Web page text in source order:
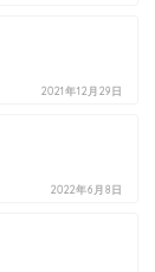
2021年12月29日
2022年6月8日